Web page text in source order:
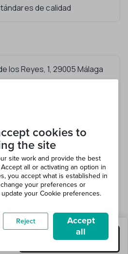
de calidad
los Reyes, 1, 29005 Málaga
Consigue este trabajo
cookies to
the site
site work and provide the best
all or activating an option in
you accept what is established in
change your preferences or
your Cookie preferences.
Reject
Accept
all